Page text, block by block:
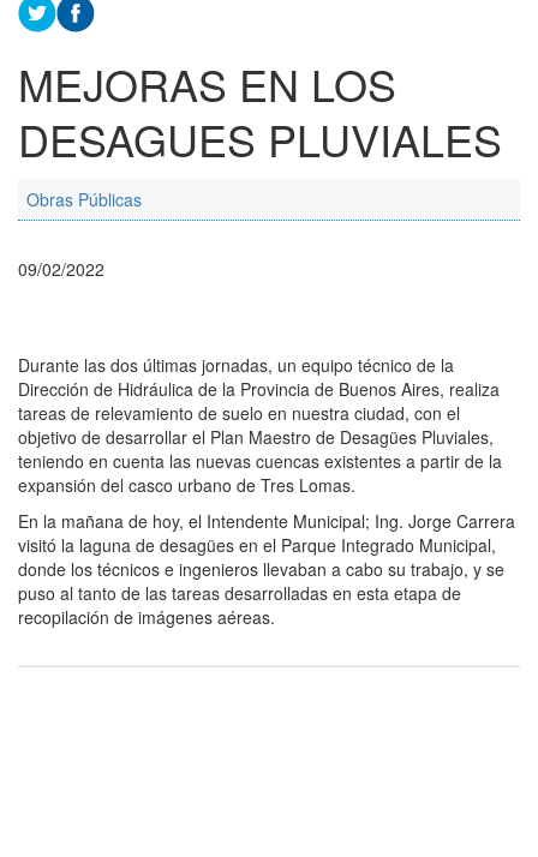
MEJORAS EN LOS
DESAGUES PLUVIALES
Obras Públicas
09/02/2022
Durante las dos últimas jornadas, un equipo técnico de la
Dirección de Hidráulica de la Provincia de Buenos Aires, realiza
tareas de relevamiento de suelo en nuestra ciudad, con el
objetivo de desarrollar el Plan Maestro de Desagües Pluviales,
teniendo en cuenta las nuevas cuencas existentes a partir de la
expansión del casco urbano de Tres Lomas.
En la mañana de hoy, el Intendente Municipal; Ing. Jorge Carrera
visitó la laguna de desagües en el Parque Integrado Municipal,
donde los técnicos e ingenieros llevaban a cabo su trabajo, y se
puso al tanto de las tareas desarrolladas en esta etapa de
recopilación de imágenes aéreas.